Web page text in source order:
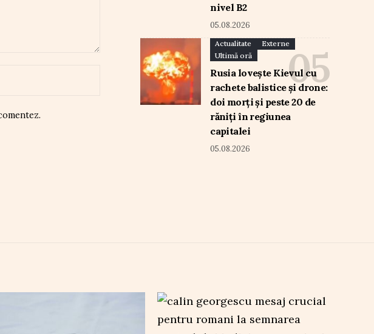
nivel B2
05.08.2026
Actualitate
Externe
Ultimă oră
Rusia lovește Kievul cu
rachete balistice și drone:
doi morți și peste 20 de
răniți în regiunea
capitalei
05.08.2026